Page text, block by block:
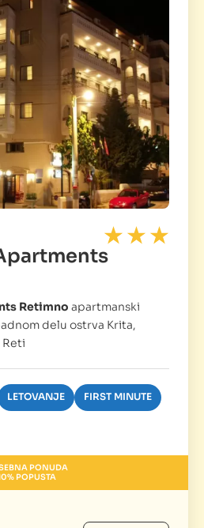
Retimno apartmanski
delu ostrva Krita,
LETOVANJE FIRST MINUTE
PONUDA
POPUSTA